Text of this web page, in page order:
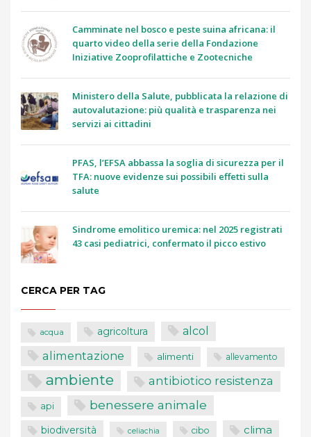
Camminate nel bosco e peste suina africana: il
quarto video della serie della Fondazione
Iniziative Zooprofilattiche e Zootecniche
Ministero della Salute, pubblicata la relazione di
autovalutazione: più qualità e trasparenza nei
servizi ai cittadini
PFAS, l’EFSA abbassa la soglia di sicurezza per il
TFA: nuove evidenze sui possibili effetti sulla
salute
Sindrome emolitico uremica: nel 2025 registrati
43 casi pediatrici, confermato il picco estivo
CERCA PER TAG
acqua agricoltura alcol
alimentazione alimenti allevamento
ambiente antibiotico resistenza
api benessere animale
biodiversità celiachia cibo clima